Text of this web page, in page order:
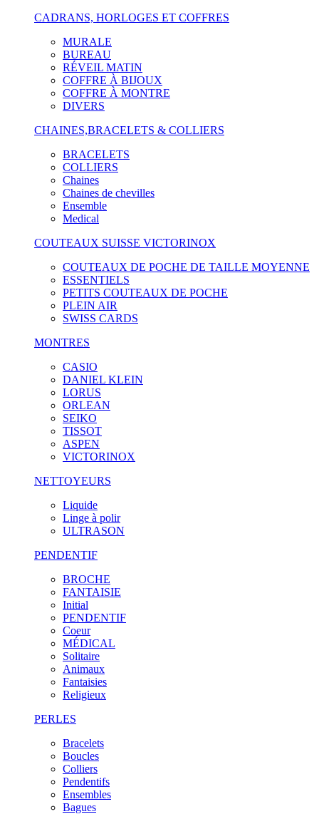
CADRANS, HORLOGES ET COFFRES
MURALE
BUREAU
RÉVEIL MATIN
COFFRE À BIJOUX
COFFRE À MONTRE
DIVERS
CHAINES,BRACELETS & COLLIERS
BRACELETS
COLLIERS
Chaines
Chaines de chevilles
Ensemble
Medical
COUTEAUX SUISSE VICTORINOX
COUTEAUX DE POCHE DE TAILLE MOYENNE
ESSENTIELS
PETITS COUTEAUX DE POCHE
PLEIN AIR
SWISS CARDS
MONTRES
CASIO
DANIEL KLEIN
LORUS
ORLEAN
SEIKO
TISSOT
ASPEN
VICTORINOX
NETTOYEURS
Liquide
Linge à polir
ULTRASON
PENDENTIF
BROCHE
FANTAISIE
Initial
PENDENTIF
Coeur
MÉDICAL
Solitaire
Animaux
Fantaisies
Religieux
PERLES
Bracelets
Boucles
Colliers
Pendentifs
Ensembles
Bagues